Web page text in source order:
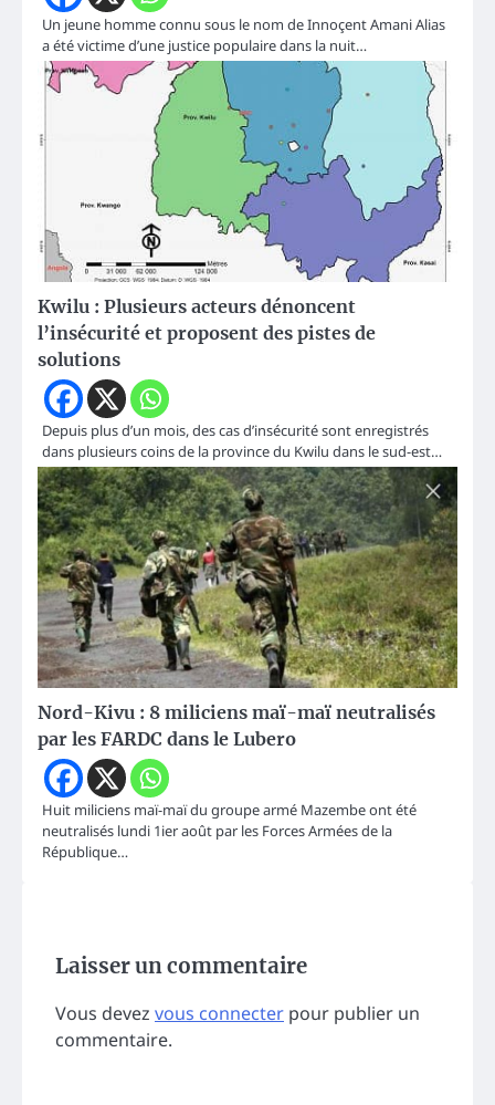
Un jeune homme connu sous le nom de Innoçent Amani Alias
a été victime d’une justice populaire dans la nuit…
Kwilu : Plusieurs acteurs dénoncent
l’insécurité et proposent des pistes de
solutions
Depuis plus d’un mois, des cas d’insécurité sont enregistrés
dans plusieurs coins de la province du Kwilu dans le sud-est…
Nord-Kivu : 8 miliciens maï-maï neutralisés
par les FARDC dans le Lubero
Huit miliciens maï-maï du groupe armé Mazembe ont été
neutralisés lundi 1ier août par les Forces Armées de la
République…
Laisser un commentaire
Vous devez vous connecter pour publier un
commentaire.